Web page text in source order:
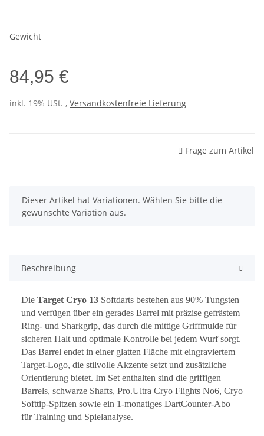
Gewicht
84,95 €
inkl. 19% USt. , Versandkostenfreie Lieferung
Frage zum Artikel
x
Dieser Artikel hat Variationen. Wählen Sie bitte die
gewünschte Variation aus.
Beschreibung
Die Target Cryo 13 Softdarts bestehen aus 90% Tungsten
und verfügen über ein gerades Barrel mit präzise gefrästem
Ring- und Sharkgrip, das durch die mittige Griffmulde für
sicheren Halt und optimale Kontrolle bei jedem Wurf sorgt.
Das Barrel endet in einer glatten Fläche mit eingraviertem
Target-Logo, die stilvolle Akzente setzt und zusätzliche
Orientierung bietet. Im Set enthalten sind die griffigen
Barrels, schwarze Shafts, Pro.Ultra Cryo Flights No6, Cryo
Softtip-Spitzen sowie ein 1-monatiges DartCounter-Abo
für Training und Spielanalyse.